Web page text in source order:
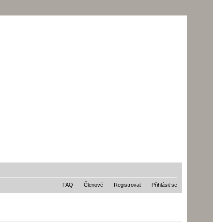
FAQ Členové Registrovat Přihlásit se